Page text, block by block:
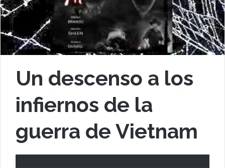
Un descenso a los
infiernos de la
guerra de Vietnam